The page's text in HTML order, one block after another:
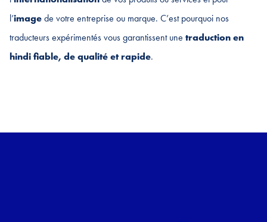
l’imagede votre entreprise ou marque. C’est pourquoi nos
traducteurs expérimentés vous garantissent une traduction en
hindifiable, de qualité et rapide.